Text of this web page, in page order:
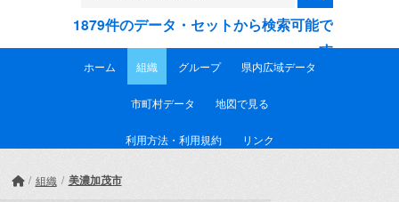
1879件のデータ・セットから検索可能で
す
ホーム 組織 グループ 県内広域データ
市町村データ 地図で見る
利用方法・利用規約 リンク
組織 美濃加茂市